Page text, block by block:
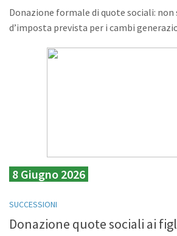
Donazione formale di quote sociali: non
d’imposta prevista per i cambi
8 Giugno 2026
SUCCESSIONI
Donazione quote sociali ai